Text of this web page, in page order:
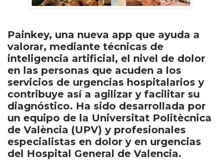
Painkey, una nueva app que ayuda a
valorar, mediante técnicas de
inteligencia artificial, el nivel de dolor
en las personas que acuden a los
servicios de urgencias hospitalarios y
contribuye así a agilizar y facilitar su
diagnóstico. Ha sido desarrollada por
un equipo de la Universitat Politècnica
de València (UPV) y profesionales
especialistas en dolor y en urgencias
del Hospital General de Valencia.